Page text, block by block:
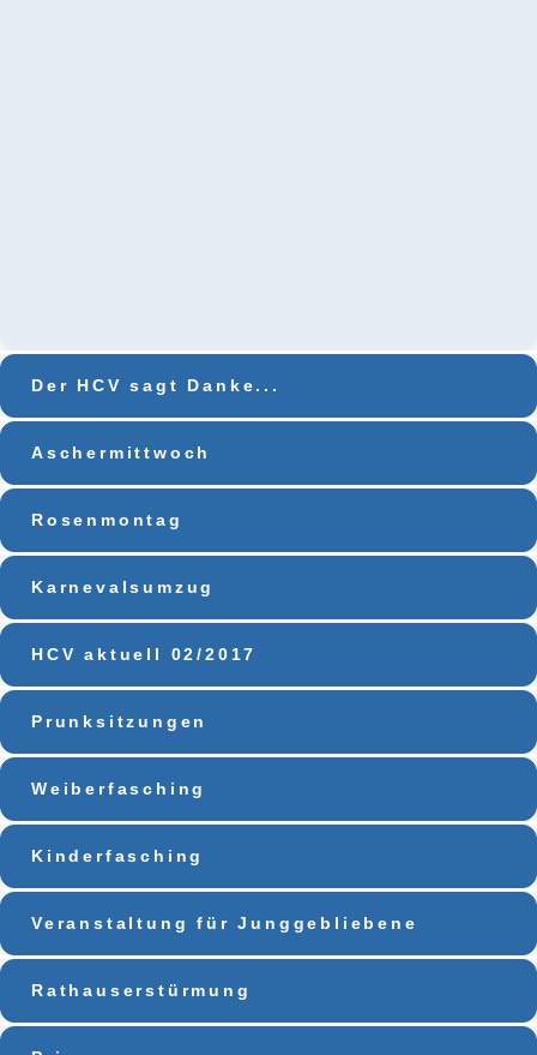
Der HCV sagt Danke...
Aschermittwoch
Rosenmontag
Karnevalsumzug
HCV aktuell 02/2017
Prunksitzungen
Weiberfasching
Kinderfasching
Veranstaltung für Junggebliebene
Rathauserstürmung